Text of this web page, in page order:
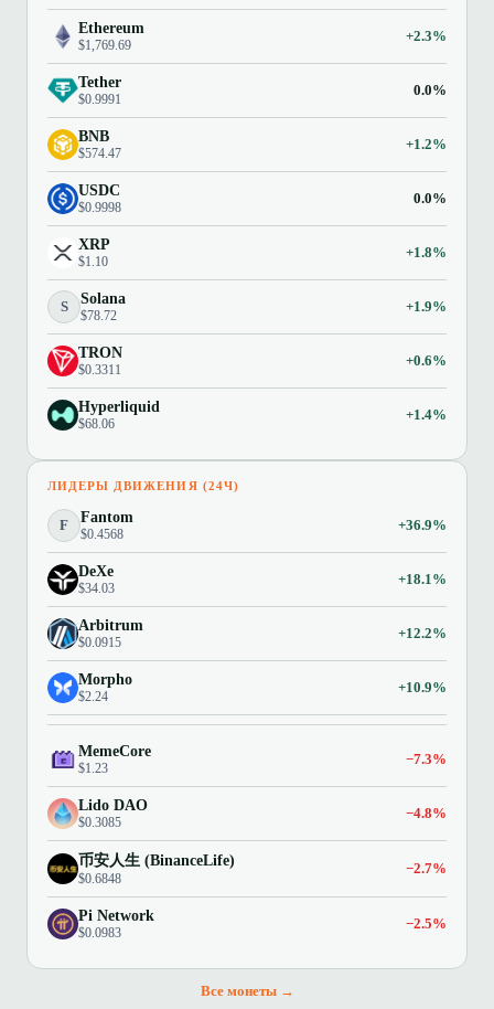
Ethereum
$1,769.69
+2.3%
Tether
$0.9991
0.0%
BNB
$574.47
+1.2%
USDC
$0.9998
0.0%
XRP
$1.10
+1.8%
S Solana
$78.72
+1.9%
TRON
$0.3311
+0.6%
Hyperliquid
$68.06
+1.4%
ЛИДЕРЫ ДВИЖЕНИЯ (24Ч)
F Fantom
$0.4568
+36.9%
DeXe
$34.03
+18.1%
Arbitrum
$0.0915
+12.2%
Morpho
$2.24
+10.9%
MemeCore
$1.23
−7.3%
Lido DAO
$0.3085
−4.8%
币安人生 (BinanceLife)
$0.6848
−2.7%
Pi Network
$0.0983
−2.5%
Все монеты →